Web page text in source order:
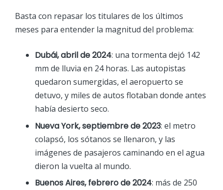
Basta con repasar los titulares de los últimos
meses para entender la magnitud del problema:
Dubái, abril de 2024: una tormenta dejó 142
mm de lluvia en 24 horas. Las autopistas
quedaron sumergidas, el aeropuerto se
detuvo, y miles de autos flotaban donde antes
había desierto seco.
Nueva York, septiembre de 2023: el metro
colapsó, los sótanos se llenaron, y las
imágenes de pasajeros caminando en el agua
dieron la vuelta al mundo.
Buenos Aires, febrero de 2024: más de 250